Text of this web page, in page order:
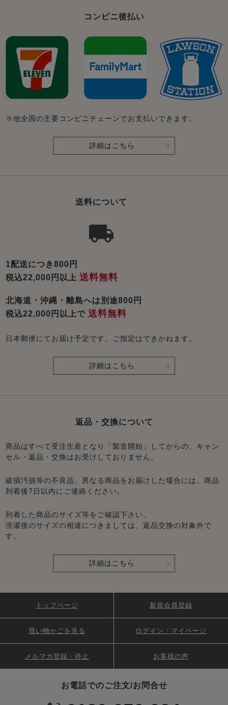
コンビニ後払い
※他全国の主要コンビニチェーンでお支払いできます。
詳細はこちら
送料について
1配送につき800円
税込22,000円以上送料無料
北海道・沖縄・離島へは別途800円
税込22,000円以上で送料無料
日本郵便にてお届け予定です。ご指定はできかねます。
詳細はこちら
返品・交換について
商品はすべて受注生産となり「製造開始」してからの、キャン
セル・返品・交換はお受けしておりません。
破損汚損等の不良品、異なる商品をお届けした場合には、商品
到着後7日以内にご連絡ください。
到着した商品のサイズ等をご確認下さい。
洗濯後のサイズの相違につきましては、返品交換の対象外で
す。
詳細はこちら
お電話でのご注文/お問合せ
トップページ 新規会員登録
買い物かごを見る ログイン・マイページ
メルマガ登録・停止 お客様の声